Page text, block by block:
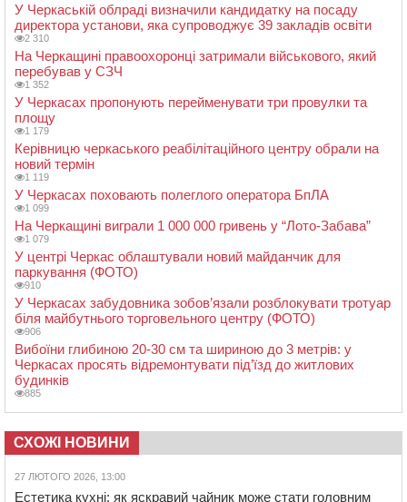
У Черкаській облраді визначили кандидатку на посаду
директора установи, яка супроводжує 39 закладів освіти
2 310
На Черкащині правоохоронці затримали військового, який
перебував у СЗЧ
1 352
У Черкасах пропонують перейменувати три провулки та
площу
1 179
Керівницю черкаського реабілітаційного центру обрали на
новий термін
1 119
У Черкасах поховають полеглого оператора БпЛА
1 099
На Черкащині виграли 1 000 000 гривень у “Лото-Забава”
1 079
У центрі Черкас облаштували новий майданчик для
паркування (ФОТО)
910
У Черкасах забудовника зобов’язали розблокувати тротуар
біля майбутнього торговельного центру (ФОТО)
906
Вибоїни глибиною 20-30 см та шириною до 3 метрів: у
Черкасах просять відремонтувати під’їзд до житлових
будинків
885
СХОЖІ НОВИНИ
27 ЛЮТОГО 2026, 13:00
Естетика кухні: як яскравий чайник може стати головним